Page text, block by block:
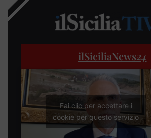
ilSiciliaNews24
Fai clic per accettare i
cookie per questo servizio